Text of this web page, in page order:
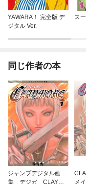
YAWARA！ 完全版 デ
ジタル Ver.
ス
同じ作者の本
ジャンプデジタル画
集 デジガ CLAYMO
メ